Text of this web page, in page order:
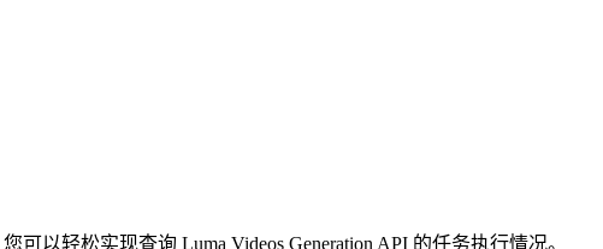
以轻松实现查询 Luma Videos Generation API 的任务执行情况。